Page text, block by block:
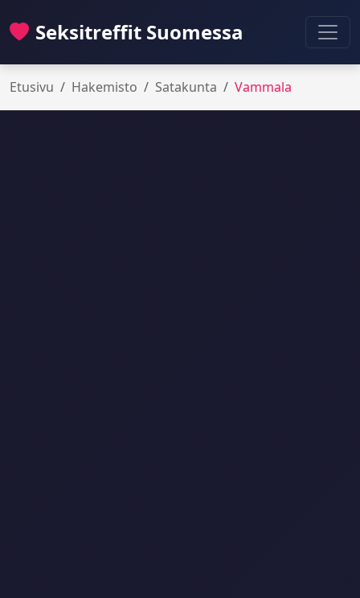
Seksitreffit Suomessa
Etusivu Hakemisto Satakunta Vammala